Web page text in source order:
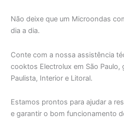
Não deixe que um Microondas
dia a dia.
Conte com a nossa assistência
cooktos Electrolux em São Paulo,
Paulista, Interior e Litoral.
Estamos prontos para ajudar a
e garantir o bom funcionamento